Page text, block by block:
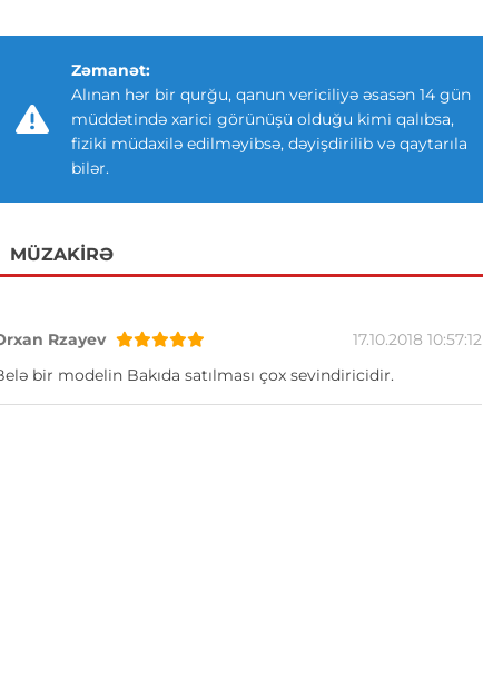
Zəmanət:
Alınan hər bir qurğu, qanun vericiliyə əsasən 14 gün
müddətində xarici görünüşü olduğu kimi qalıbsa,
fiziki müdaxilə edilməyibsə, dəyişdirilib və qaytarıla
bilər.
MÜZAKIRƏ
Rzayev
17.10.2018 10:57:12
bir modelin Bakıda satılması çox sevindiricidir.